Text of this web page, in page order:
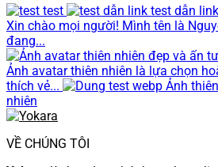
test
test dẫn link
Xin chào mọi người! Mình tên là
đang...
Ảnh avatar thiên nhiên là lựa chọn
thích vẻ...
Ảnh
nhiên
VỀ CHÚNG TÔI